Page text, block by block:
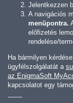
Jelentkezzen
A navigációs
menüpontra.
előfizetés
rendelése/
Ha bármilyen
ügyfélszolgálatát a
az EnigmaSoft
kapcsolatot egy
-------